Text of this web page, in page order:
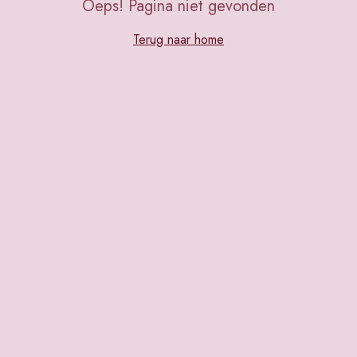
Oeps! Pagina niet gevonden
Terug naar home